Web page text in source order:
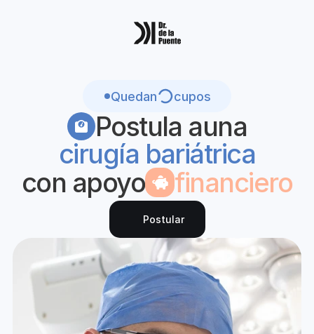
Quedan cupos
Postula auna
cirugía bariátrica
con apoyo
financiero
Postular